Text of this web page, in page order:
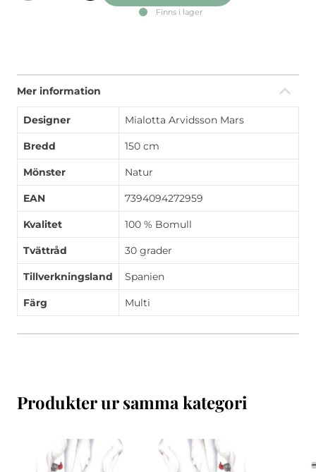
Finns i lager
Mer information
Designer Mialotta Arvidsson Mars
Bredd 150 cm
Mönster Natur
EAN 7394094272959
Kvalitet 100 % Bomull
Tvättråd 30 grader
Tillverkningsland Spanien
Färg Multi
Produkter ur samma kategori